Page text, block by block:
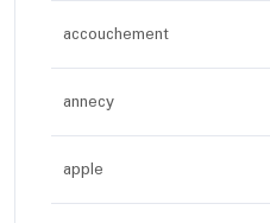
accouchement
annecy
apple